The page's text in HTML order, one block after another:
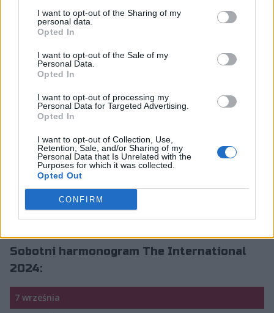
I want to opt-out of the Sharing of my
personal data.
Opted In
I want to opt-out of the Sale of my
Personal Data.
Opted In
I want to opt-out of processing my
Personal Data for Targeted Advertising.
Opted In
I want to opt-out of Collection, Use,
Retention, Sale, and/or Sharing of my
Personal Data that Is Unrelated with the
Purposes for which it was collected.
Opted Out
CONFIRM
Nisha ma przerwę
Dziś Nisha co prawda nie zagra, ale fani Doty 2 z
pewnością nie będą narzekać na nudę. W akcji
zobaczymy m.in. ubiegłorocznych mistrzów The
International, czyli Team Spirit. Popularne Smoki
mierzyć się będą z Nouns Esports, które na trwających
mistrzostwach świata nie poznało jeszcze smaku
zwycięstwa. Równolegle swoje boje toczyć będzie druga
najlepsza ekipa TI12, Gaimin Gladiators. Na drodze
Gladiatorów stanie G2 x iG. Warto będzie również
przyglądać się poczynaniom Teamu Falcons, którzy
rzutem na taśmę zajął pierwsze miejsce w grupie C.
Saudyjskie Sokoły skrzyżują rękawice z beastcoast.
Ostatnią parę fazy o rozstawienie stworzą natomiast
Sobotni harmonogram The International
2024:
7 września